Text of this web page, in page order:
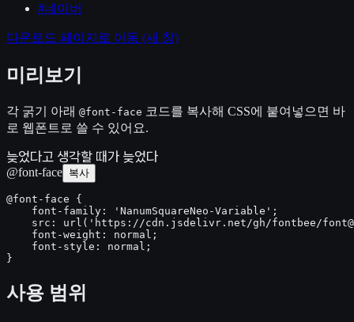
#네이버
다운로드 페이지로 이동 (새 창)
미리보기
각 굵기 아래 @font-face 코드를 복사해 CSS에 붙여넣으면 바
로 웹폰트로 쓸 수 있어요.
늦었다고 생각할 때가 늦었다
@font-face 복사
@font-face {
    font-family: 'NanumSquareNeo-Variable';
src: url('https://cdn.jsdelivr.net/gh/fontbee/
    font-weight: normal;
    font-style: normal;
}
사용 범위